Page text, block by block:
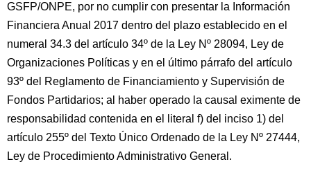
GSFP/ONPE, por no cumplir con presentar la Información
Financiera Anual 2017 dentro del plazo establecido en el
numeral 34.3 del artículo 34º de la Ley Nº 28094, Ley de
Organizaciones Políticas y en el último párrafo del artículo
93º del Reglamento de Financiamiento y Supervisión de
Fondos Partidarios; al haber operado la causal eximente de
responsabilidad contenida en el literal f) del inciso 1) del
artículo 255º del Texto Único Ordenado de la Ley Nº 27444,
Ley de Procedimiento Administrativo General.